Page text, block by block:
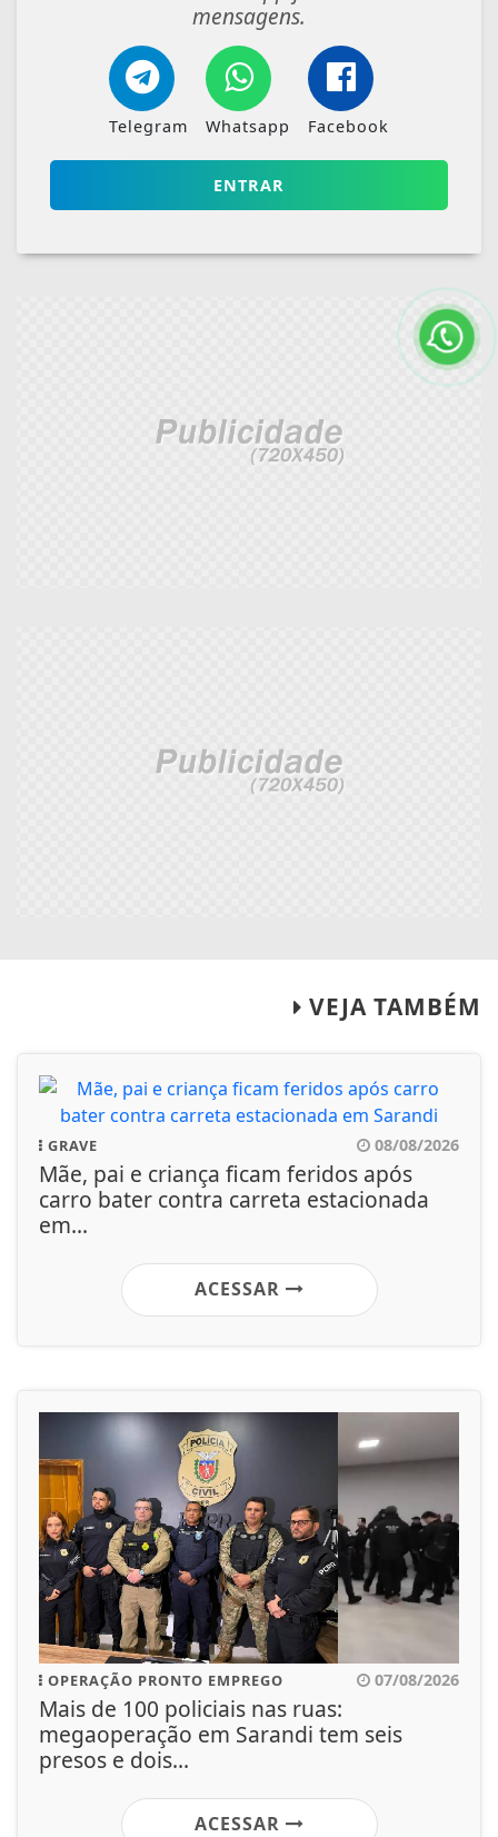
mensagens.
Telegram Whatsapp Facebook
ENTRAR
VEJA TAMBÉM
GRAVE 08/08/2026
Mãe, pai e criança ficam feridos após
carro bater contra carreta estacionada
em...
ACESSAR
OPERAÇÃO PRONTO EMPREGO 07/08/2026
Mais de 100 policiais nas ruas:
megaoperação em Sarandi tem seis
presos e dois...
ACESSAR